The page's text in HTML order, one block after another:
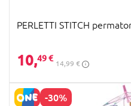
PERLETTI STITCH
10,49 €
14,99 €
-30%